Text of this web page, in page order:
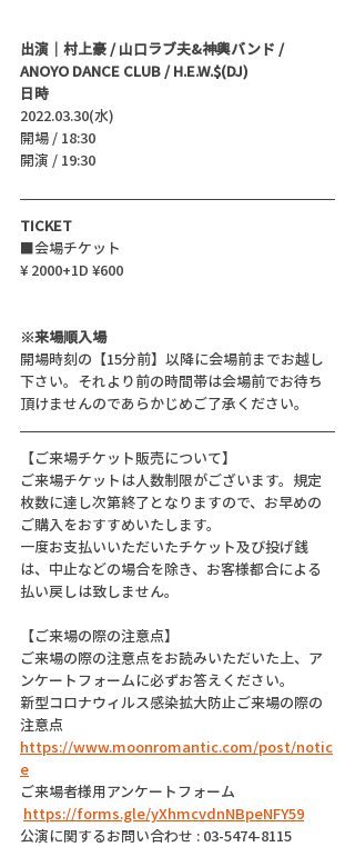
出演｜村上豪 / 山口ラブ夫&神輿バンド /
ANOYO DANCE CLUB / H.E.W.$(DJ)
日時
2022.03.30(水)
開場 / 18:30
開演 / 19:30
TICKET
■会場チケット
¥ 2000+1D ¥600
※来場順入場
開場時刻の【15分前】以降に会場前までお越し
下さい。それより前の時間帯は会場前でお待ち
頂けませんのであらかじめご了承ください。
【ご来場チケット販売について】
ご来場チケットは人数制限がございます。規定
枚数に達し次第終了となりますので、お早めの
ご購入をおすすめいたします。
一度お支払いいただいたチケット及び投げ銭
は、中止などの場合を除き、お客様都合による
払い戻しは致しません。
【ご来場の際の注意点】
ご来場の際の注意点をお読みいただいた上、ア
ンケートフォームに必ずお答えください。
新型コロナウィルス感染拡大防止ご来場の際の
注意点
https://www.moonromantic.com/post/notic
e
ご来場者様用アンケートフォーム
https://forms.gle/yXhmcvdnNBpeNFY59
公演に関するお問い合わせ : 03-5474-8115